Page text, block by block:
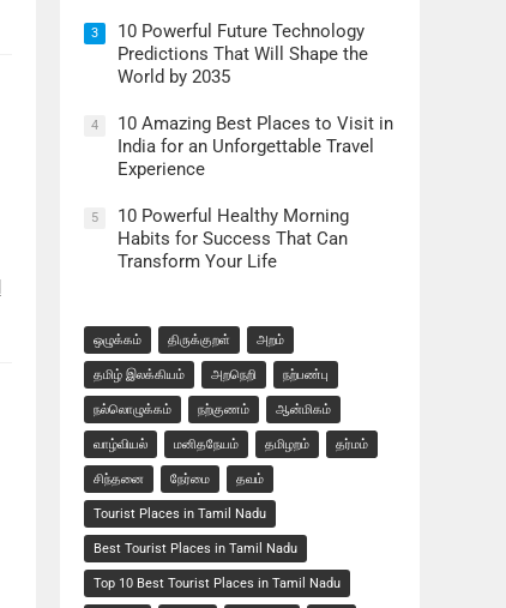
3
10 Powerful Future Technology
Predictions That Will Shape the
World by 2035
4
10 Amazing Best Places to Visit in
India for an Unforgettable Travel
Experience
5
10 Powerful Healthy Morning
Habits for Success That Can
Transform Your Life
ஒழுக்கம் திருக்குறள் அறம்
தமிழ் இலக்கியம் அறநெறி நற்பண்பு
நல்லொழுக்கம் நற்குணம் ஆன்மிகம்
வாழ்வியல் மனிதநேயம் தமிழறம் தர்மம்
சிந்தனை நேர்மை தவம்
Tourist Places in Tamil Nadu
Best Tourist Places in Tamil Nadu
Top 10 Best Tourist Places in Tamil Nadu